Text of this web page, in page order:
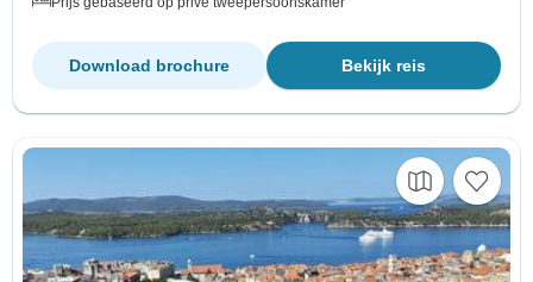
Bekijk reis
Download brochure